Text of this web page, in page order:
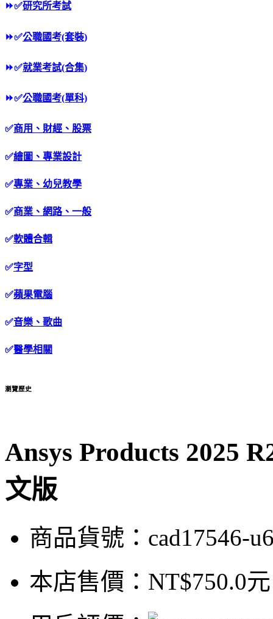
⏩✅研究所考試
⏩✅公職國考(套裝)
⏩✅就業考試(合集)
⏩✅公職國考(單科)
✅商用、財經、股票
✅繪圖、專業設計
✅專業、幼兒教學
✅商業、網路、一般
✅軟體合輯
✅字型
✅蘋果電腦
✅音樂、歌曲
✅醫學相關
瀏覽歷史
Ansys Products 2025
文版
商品貨號：cad17546-
本店售價： NT$750.0元